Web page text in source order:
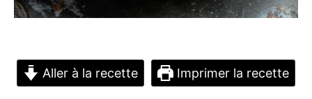
Aller à la recette Imprimer la recette